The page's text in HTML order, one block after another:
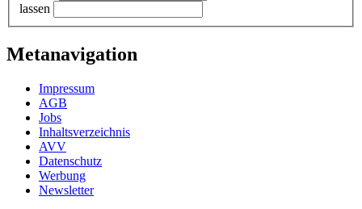
lassen
Metanavigation
Impressum
AGB
Jobs
Inhaltsverzeichnis
AVV
Datenschutz
Werbung
Newsletter